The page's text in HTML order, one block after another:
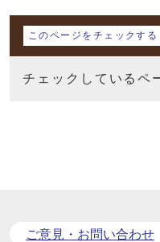
マイページ
このページをチェックする
チェックしているペ
ご意見・お問い合わせ